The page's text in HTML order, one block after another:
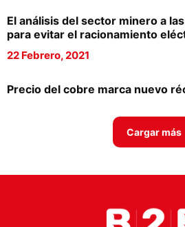
Designaciones
Calendario de Eventos
Revistas Digital
El análisis del sector minero a
para evitar el racionamiento
22 Febrero, 2021
Precio del cobre marca nuevo
Cargar más